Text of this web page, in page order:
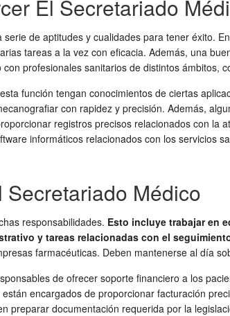
El Secretariado
de aptitudes y cualidades para tener éxito.
tareas a la vez con eficacia. Además, una
profesionales sanitarios de distintos ámbitos,
función tengan conocimientos de ciertas
con rapidez y precisión. Además,
registros precisos relacionados con
informáticos relacionados con los
Médico
responsabilidades. Esto incluye trabajar en
y tareas relacionadas con el
farmacéuticas. Deben mantenerse al día
de ofrecer soporte financiero a los
encargados de proporcionar facturación
preparar documentación requerida por la